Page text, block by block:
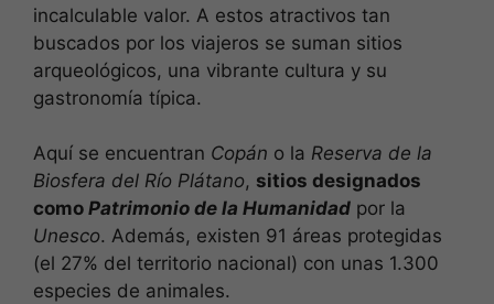
incalculable valor. A estos atractivos tan
buscados por los viajeros se suman sitios
arqueológicos, una vibrante cultura y su
gastronomía típica.
Aquí se encuentran Copán o la Reserva de la
Biosfera del Río Plátano, sitios designados
como Patrimonio de la Humanidad por la
Unesco. Además, existen 91 áreas protegidas
(el 27% del territorio nacional) con unas 1.300
especies de animales.